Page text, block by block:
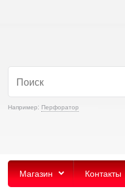
Например: Перфоратор
Магазин Контакты